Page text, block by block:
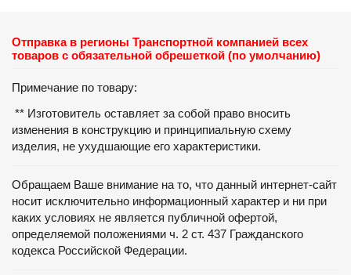
Отправка в регионы Транспортной компанией всех
товаров с обязательной обрешеткой (по умолчанию)
Примечание по товару:
** Изготовитель оставляет за собой право вносить
изменения в конструкцию и принципиальную схему
изделия, не ухудшающие его характеристики.
Обращаем Ваше внимание на то, что данный интернет-сайт
носит исключительно информационный характер и ни при
каких условиях не является публичной офертой,
определяемой положениями ч. 2 ст. 437 Гражданского
кодекса Российской Федерации.